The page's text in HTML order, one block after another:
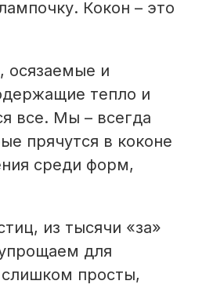
Кокон – это
осязаемые и
тепло и
все. Мы – всегда
прячутся в коконе
среди форм,
из тысячи «за»
для
просты,